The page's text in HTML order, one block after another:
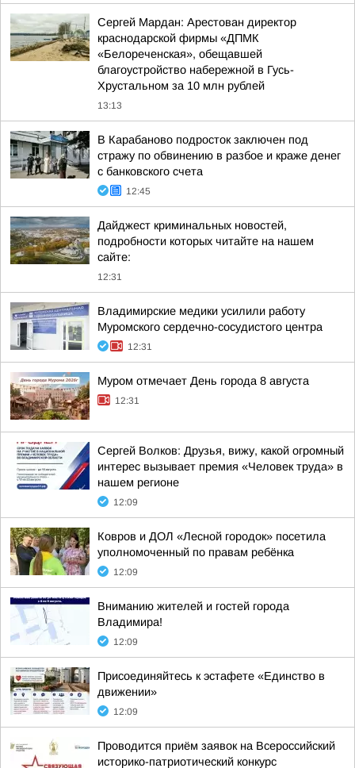
Сергей Мардан: Арестован директор
краснодарской фирмы «ДПМК
«Белореченская», обещавшей
благоустройство набережной в Гусь-
Хрустальном за 10 млн рублей
13:13
В Карабаново подросток заключен под
стражу по обвинению в разбое и краже денег
с банковского счета
12:45
Дайджест криминальных новостей,
подробности которых читайте на нашем
сайте:
12:31
Владимирские медики усилили работу
Муромского сердечно-сосудистого центра
12:31
Муром отмечает День города 8 августа
12:31
Сергей Волков: Друзья, вижу, какой огромный
интерес вызывает премия «Человек труда» в
нашем регионе
12:09
Ковров и ДОЛ «Лесной городок» посетила
уполномоченный по правам ребёнка
12:09
Вниманию жителей и гостей города
Владимира!
12:09
Присоединяйтесь к эстафете «Единство в
движении»
12:09
Проводится приём заявок на Всероссийский
историко-патриотический конкурс